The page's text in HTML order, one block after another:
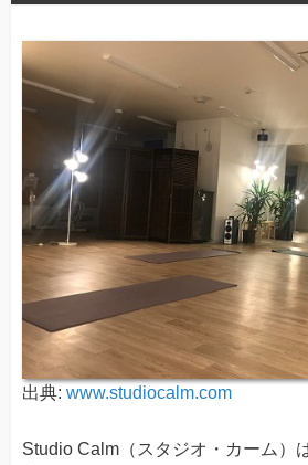
出典: www.studiocalm.com
Studio Calm（スタジオ・カーム）